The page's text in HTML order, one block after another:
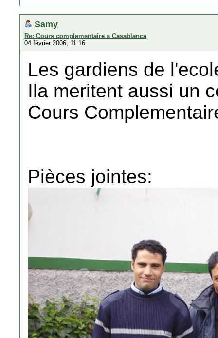
Samy
Re: Cours complementaire a Casablanca
04 février 2006, 11:16
Les gardiens de
Ila meritent aussi un
Cours
Pièces jointes: